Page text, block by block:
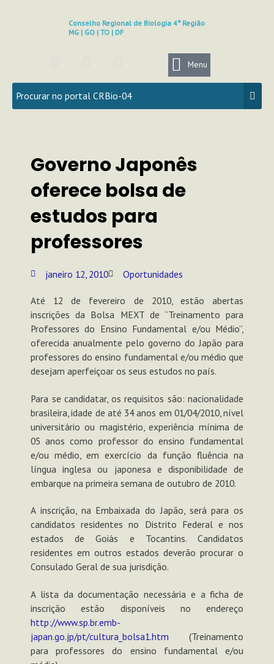
Conselho Regional de Biologia 4ª Região
MG | GO | TO | DF
c
e
b
k
s
t
a
a
m
u
t
u
Menu
Governo Japonês
oferece bolsa de
estudos para
professores
janeiro 12, 2010 Oportunidades
Até 12 de fevereiro de 2010, estão abertas
inscrições da Bolsa MEXT de “Treinamento para
Professores do Ensino Fundamental e/ou Médio”,
oferecida anualmente pelo governo do Japão para
professores do ensino fundamental e/ou médio que
desejam aperfeiçoar os seus estudos no país.
Para se candidatar, os requisitos são: nacionalidade
brasileira, idade de até 34 anos em 01/04/2010, nível
universitário ou magistério, experiência mínima de
05 anos como professor do ensino fundamental
e/ou médio, em exercício da função fluência na
língua inglesa ou japonesa e disponibilidade de
embarque na primeira semana de outubro de 2010.
A inscrição, na Embaixada do Japão, será para os
candidatos residentes no Distrito Federal e nos
estados de Goiás e Tocantins. Candidatos
residentes em outros estados deverão procurar o
Consulado Geral de sua jurisdição.
A lista da documentação necessária e a ficha de
inscrição estão disponíveis no endereço
http://www.sp.br.emb-
japan.go.jp/pt/cultura_bolsa1.htm (Treinamento
para professores do ensino fundamental e/ou